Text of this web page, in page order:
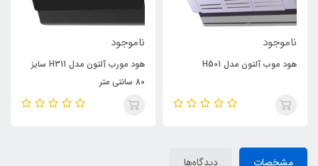
ناموجود
هود موب آلتون مدل H501
ناموجود
هود مورب آلتون مدل H311 سایز
80 سانتی متر
مشخصات دیدگاه‌ها